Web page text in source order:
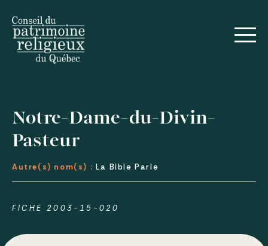
Notre-Dame-du-Divin-
Pasteur
Autre(s) nom(s) : La Bible Parle
FICHE 2003-15-020